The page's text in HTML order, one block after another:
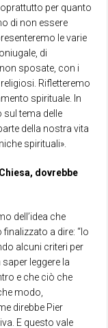
per quanto
di non essere
le varie
di
sposate, con i
Rifletteremo
spirituale. In
tema delle
della nostra vita
spirituali».
dovrebbe
dell’idea che
a dire: “Io
alcuni criteri per
leggere la
e che ciò che
modo,
direbbe Pier
E questo vale